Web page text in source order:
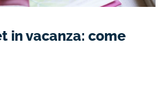
in vacanza: come